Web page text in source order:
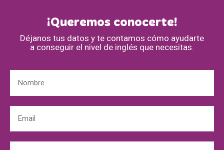
¡Queremos conocerte!
Déjanos tus datos y te contamos cómo ayudarte
a conseguir el nivel de inglés que necesitas.